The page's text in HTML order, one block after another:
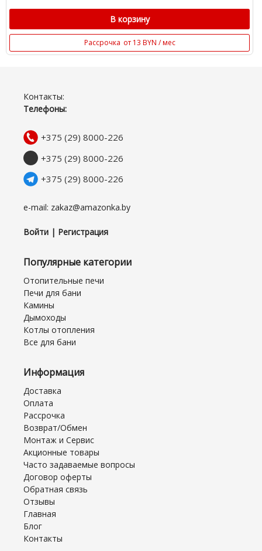
В корзину
Рассрочка от 13 BYN / мес
Контакты:
Телефоны:
+375 (29) 8000-226
+375 (29) 8000-226
+375 (29) 8000-226
e-mail: zakaz@amazonka.by
Войти | Регистрация
Популярные категории
Отопительные печи
Печи для бани
Камины
Дымоходы
Котлы отопления
Все для бани
Информация
Доставка
Оплата
Рассрочка
Возврат/Обмен
Монтаж и Сервис
Акционные товары
Часто задаваемые вопросы
Договор оферты
Обратная связь
Отзывы
Главная
Блог
Контакты